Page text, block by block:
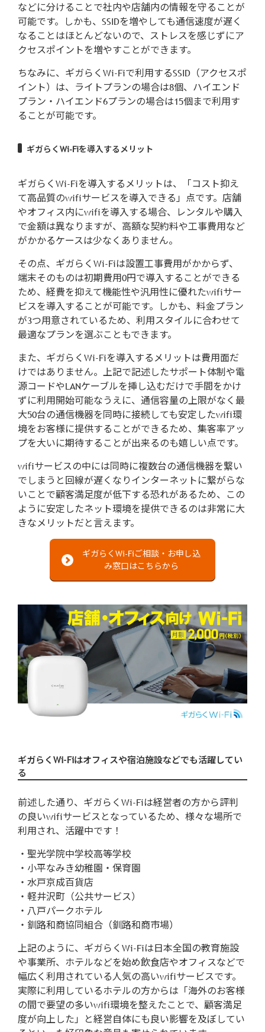
などに分けることで社内や店舗内の情報を守ることが
可能です。しかも、SSIDを増やしても通信速度が遅く
なることはほとんどないので、ストレスを感じずにア
クセスポイントを増やすことができます。
ちなみに、ギガらくWi-Fiで利用するSSID（アクセスポ
イント）は、ライトプランの場合は8個、ハイエンド
プラン・ハイエンド6プランの場合は15個まで利用す
ることが可能です。
ギガらくWi-Fiを導入するメリット
ギガらくWi-Fiを導入するメリットは、「コスト抑え
て高品質のwifiサービスを導入できる」点です。店舗
やオフィス内にwifiを導入する場合、レンタルや購入
で金額は異なりますが、高額な契約料や工事費用など
がかかるケースは少なくありません。
その点、ギガらくWi-Fiは設置工事費用がかからず、
端末そのものは初期費用0円で導入することができる
ため、経費を抑えて機能性や汎用性に優れたwifiサー
ビスを導入することが可能です。しかも、料金プラン
が3つ用意されているため、利用スタイルに合わせて
最適なプランを選ぶこともできます。
また、ギガらくWi-Fiを導入するメリットは費用面だ
けではありません。上記で記述したサポート体制や電
源コードやLANケーブルを挿し込むだけで手間をかけ
ずに利用開始可能なうえに、通信容量の上限がなく最
大50台の通信機器を同時に接続しても安定したwifi環
境をお客様に提供することができるため、集客率アッ
プを大いに期待することが出来るのも嬉しい点です。
wifiサービスの中には同時に複数台の通信機器を繋い
でしまうと回線が遅くなりインターネットに繋がらな
いことで顧客満足度が低下する恐れがあるため、この
ように安定したネット環境を提供できるのは非常に大
きなメリットだと言えます。
ギガらくWi-Fiご相談・お申し込
み窓口はこちらから
ギガらくWi-Fiはオフィスや宿泊施設などでも活躍してい
る
前述した通り、ギガらくWi-Fiは経営者の方から評判
の良いwifiサービスとなっているため、様々な場所で
利用され、活躍中です！
・聖光学院中学校高等学校
・小平なみき幼稚園・保育園
・水戸京成百貨店
・軽井沢町（公共サービス）
・八戸パークホテル
・釧路和商協同組合（釧路和商市場）
上記のように、ギガらくWi-Fiは日本全国の教育施設
や事業所、ホテルなどを始め飲食店やオフィスなどで
幅広く利用されている人気の高いwifiサービスです。
実際に利用しているホテルの方からは「海外のお客様
の間で要望の多いwifi環境を整えたことで、顧客満足
度が向上した」と経営自体にも良い影響を及ぼしてい